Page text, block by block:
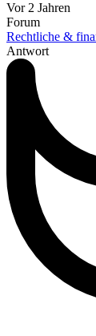
Vor 2 Jahren
Forum
Rechtliche &
Antwort